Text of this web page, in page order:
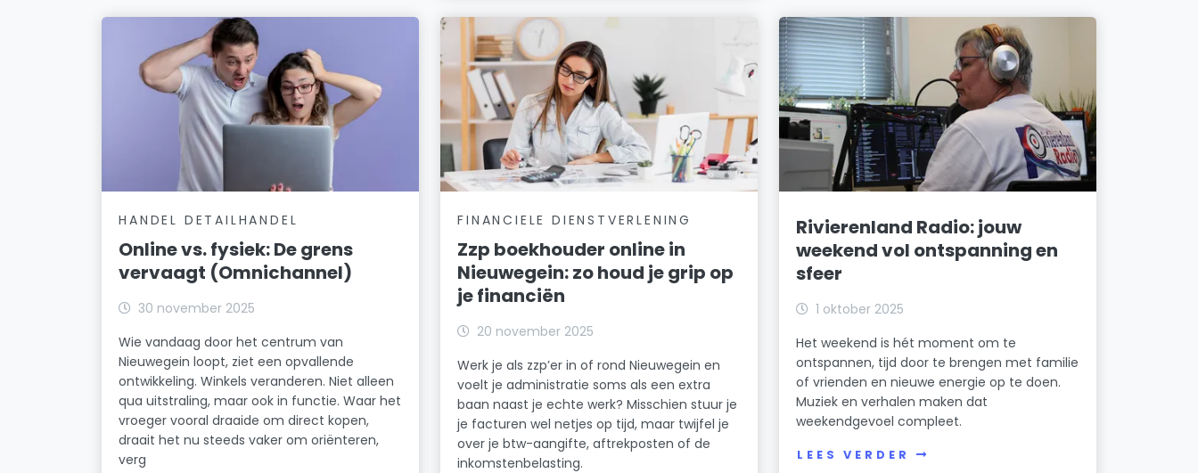
HANDEL DETAILHANDEL
Online vs. fysiek: De grens
vervaagt (Omnichannel)
30 november 2025
Wie vandaag door het centrum van
Nieuwegein loopt, ziet een opvallende
ontwikkeling. Winkels veranderen. Niet alleen
qua uitstraling, maar ook in functie. Waar het
vroeger vooral draaide om direct kopen,
draait het nu steeds vaker om oriënteren,
verg
FINANCIELE DIENSTVERLENING
Zzp boekhouder online in
Nieuwegein: zo houd je grip op
je financiën
20 november 2025
Werk je als zzp’er in of rond Nieuwegein en
voelt je administratie soms als een extra
baan naast je echte werk? Misschien stuur je
je facturen wel netjes op tijd, maar twijfel je
over je btw-aangifte, aftrekposten of de
inkomstenbelasting.
Rivierenland Radio: jouw
weekend vol ontspanning en
sfeer
1 oktober 2025
Het weekend is hét moment om te
ontspannen, tijd door te brengen met familie
of vrienden en nieuwe energie op te doen.
Muziek en verhalen maken dat
weekendgevoel compleet.
LEES VERDER